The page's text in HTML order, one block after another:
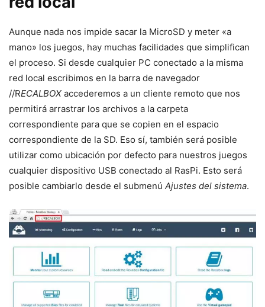
Aunque nada nos impide sacar la MicroSD y meter «a
mano» los juegos, hay muchas facilidades que simplifican
el proceso. Si desde cualquier PC conectado a la misma
red local escribimos en la barra de navegador
//RECALBOX accederemos a un cliente remoto que nos
permitirá arrastrar los archivos a la carpeta
correspondiente para que se copien en el espacio
correspondiente de la SD. Eso sí, también será posible
utilizar como ubicación por defecto para nuestros juegos
cualquier dispositivo USB conectado al RasPi. Esto será
posible cambiarlo desde el submenú Ajustes del sistema.